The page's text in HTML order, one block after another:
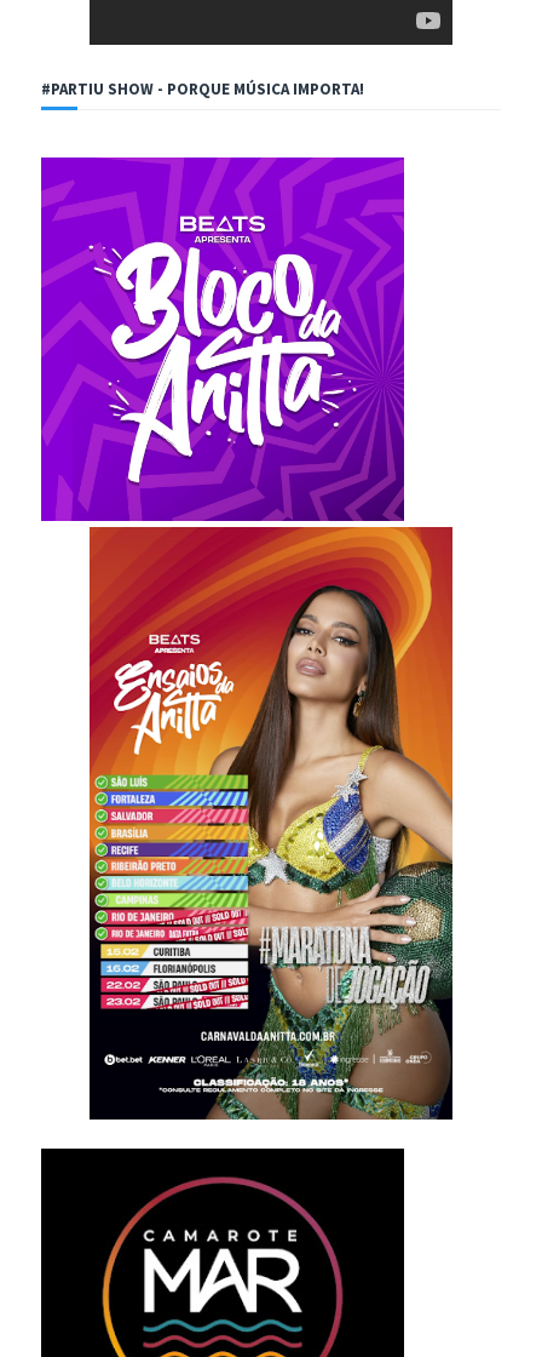
#PARTIU SHOW - PORQUE MÚSICA IMPORTA!